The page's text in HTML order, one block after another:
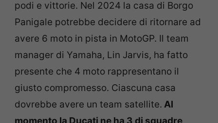
podi e vittorie. Nel 2024 la casa di Borgo
Panigale potrebbe decidere di ritornare ad
avere 6 moto in pista in MotoGP. Il team
manager di Yamaha, Lin Jarvis, ha fatto
presente che 4 moto rappresentano il
giusto compromesso. Ciascuna casa
dovrebbe avere un team satellite. Al
momento la Ducati ne ha 3 di squadre